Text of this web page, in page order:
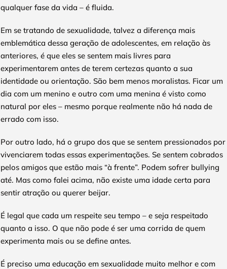
qualquer fase da vida – é fluida.
Em se tratando de sexualidade, talvez a diferença mais
emblemática dessa geração de adolescentes, em relação às
anteriores, é que eles se sentem mais livres para
experimentarem antes de terem certezas quanto a sua
identidade ou orientação. São bem menos moralistas. Ficar um
dia com um menino e outro com uma menina é visto como
natural por eles – mesmo porque realmente não há nada de
errado com isso.
Por outro lado, há o grupo dos que se sentem pressionados por
vivenciarem todas essas experimentações. Se sentem cobrados
pelos amigos que estão mais “à frente”. Podem sofrer bullying
até. Mas como falei acima, não existe uma idade certa para
sentir atração ou querer beijar.
É legal que cada um respeite seu tempo – e seja respeitado
quanto a isso. O que não pode é ser uma corrida de quem
experimenta mais ou se define antes.
É preciso uma educação em sexualidade muito melhor e com